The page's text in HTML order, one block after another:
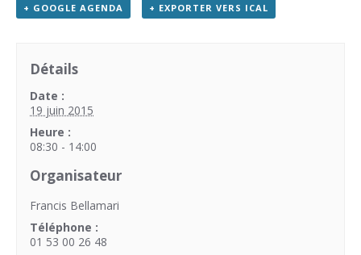
+ GOOGLE AGENDA + EXPORTER VERS ICAL
Détails
Date :
19 juin 2015
Heure :
08:30 - 14:00
Organisateur
Francis Bellamari
Téléphone :
01 53 00 26 48